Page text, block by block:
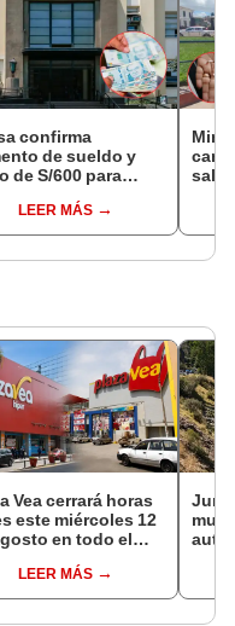
confirma
de sueldo y
de S/600 para
2026
LEER MÁS
Vea cerrará horas
este miércoles 12
en todo el
las 7 p.m.
LEER MÁS
auto